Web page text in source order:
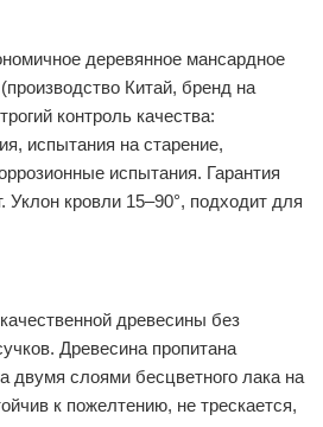
деревянное мансардное
Китай, бренд на
контроль качества:
испытания на старение,
испытания. Гарантия
Уклон кровли 15–90°, подходит для
древесины без
Древесина пропитана
двумя слоями бесцветного лака на
к пожелтению, не трескается,